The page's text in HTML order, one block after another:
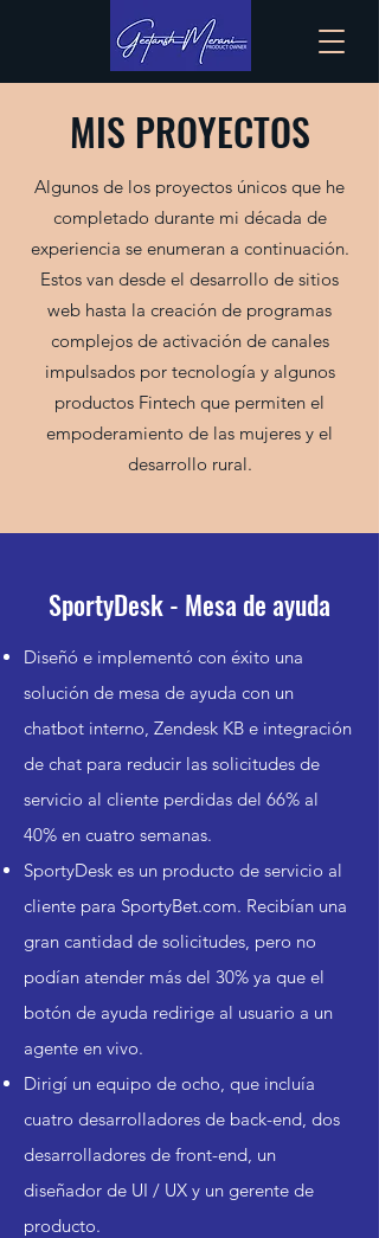
MIS PROYECTOS
Algunos de los proyectos únicos que he
completado durante mi década de
experiencia se enumeran a continuación.
Estos van desde el desarrollo de sitios
web hasta la creación de programas
complejos de activación de canales
impulsados por tecnología y algunos
productos Fintech que permiten el
empoderamiento de las mujeres y el
desarrollo rural.
SportyDesk - Mesa de ayuda
Diseñó e implementó con éxito una
solución de mesa de ayuda con un
chatbot interno, Zendesk KB e integración
de chat para reducir las solicitudes de
servicio al cliente perdidas del 66% al
40% en cuatro semanas.
SportyDesk es un producto de servicio al
cliente para SportyBet.com. Recibían una
gran cantidad de solicitudes, pero no
podían atender más del 30% ya que el
botón de ayuda redirige al usuario a un
agente en vivo.
Dirigí un equipo de ocho, que incluía
cuatro desarrolladores de back-end, dos
desarrolladores de front-end, un
diseñador de UI / UX y un gerente de
producto.